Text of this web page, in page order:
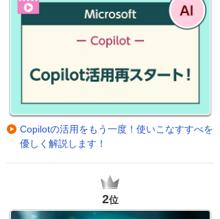
Copilotの活用をもう一度！使いこなすすべを
優しく解説します！
2位